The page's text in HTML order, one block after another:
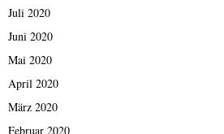
Juli 2020
Juni 2020
Mai 2020
April 2020
März 2020
Februar 2020